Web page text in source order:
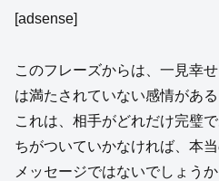
[adsense]
このフレーズからは、一見幸
は満たされていない感情がある
これは、相手がどれだけ完璧
ちがついていかなければ、本
メッセージではないでしょうか